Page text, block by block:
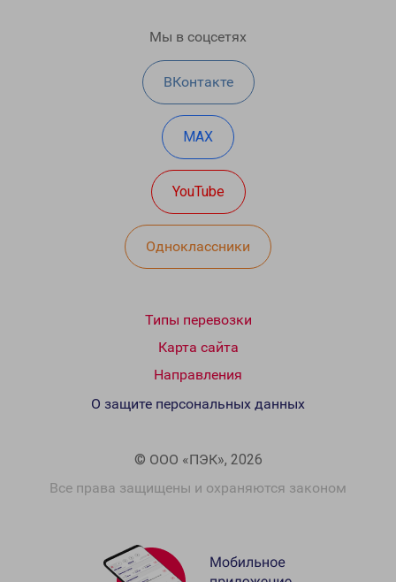
Мы в соцсетях
ВКонтакте
MAX
YouTube
Одноклассники
Типы перевозки
Карта сайта
Направления
© ООО «ПЭК», 2026
Все права защищены и охраняются законом
О защите персональных данных